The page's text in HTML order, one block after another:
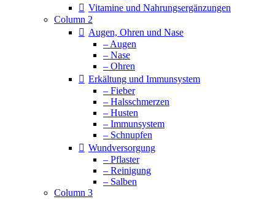
Vitamine und Nahrungsergänzungen
Column 2
Augen, Ohren und Nase
– Augen
– Nase
– Ohren
Erkältung und Immunsystem
– Fieber
– Halsschmerzen
– Husten
– Immunsystem
– Schnupfen
Wundversorgung
– Pflaster
– Reinigung
– Salben
Column 3